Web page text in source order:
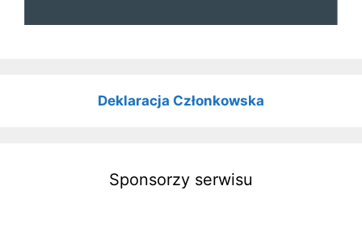
Deklaracja Członkowska
Sponsorzy serwisu